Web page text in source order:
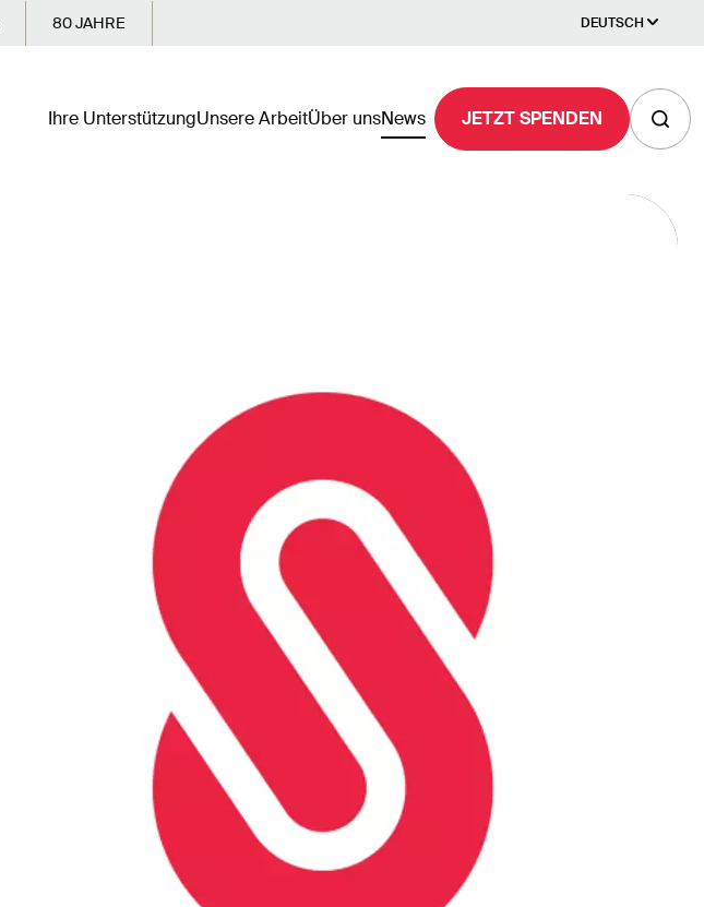
80 JAHRE DEUTSCH
Ihre UnterstützungUnsere ArbeitÜber unsNews JETZT SPENDEN